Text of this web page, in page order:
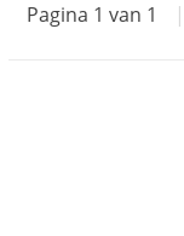
Pagina 1 van 1 |